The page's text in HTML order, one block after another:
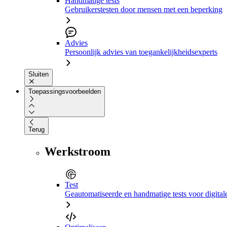
Gebruikerstesten door mensen met een beperking
Advies
Persoonlijk advies van toegankelijkheidsexperts
Sluiten
Toepassingsvoorbeelden
Terug
Werkstroom
Test
Geautomatiseerde en handmatige tests voor